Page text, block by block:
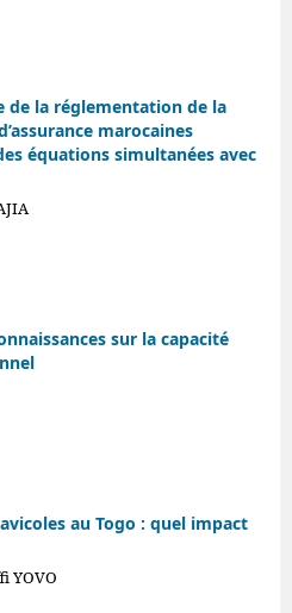
de la réglementation de la
marocaines
équations simultanées avec
sur la capacité
au Togo : quel impact
YOVO